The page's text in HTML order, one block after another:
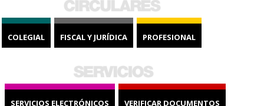
COLEGIAL FISCAL Y JURÍDICA PROFESIONAL
SERVICIOS ELECTRÓNICOS VERIFICAR DOCUMENTOS